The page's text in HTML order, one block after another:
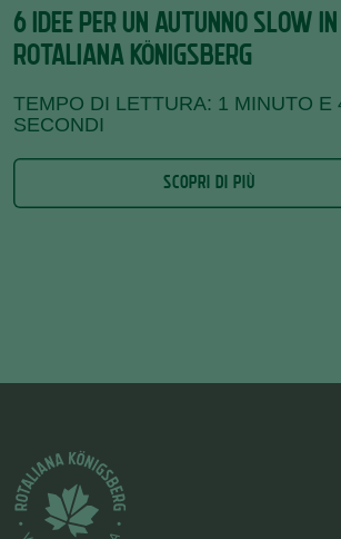
6 IDEE PER UN AUTUNNO SLOW IN
ROTALIANA KÖNIGSBERG
TEMPO DI LETTURA: 1 MINUTO E
SECONDI
SCOPRI DI PIÙ